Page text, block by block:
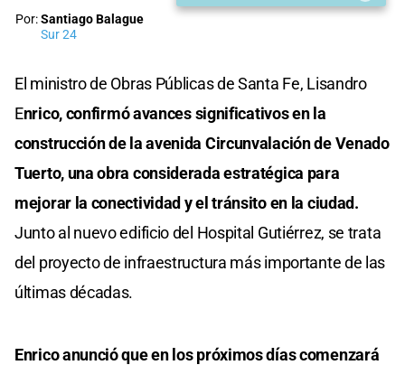
Por:Santiago Balague
Sur 24
El ministro de Obras Públicas de Santa Fe, Lisandro
Enrico, confirmó avances significativos en la
construcción de la avenida Circunvalación de Venado
Tuerto, una obra considerada estratégica para
mejorar la conectividad y el tránsito en la ciudad.
Junto al nuevo edificio del Hospital Gutiérrez, se trata
del proyecto de infraestructura más importante de las
últimas décadas.
Enrico anunció que en los próximos días comenzará